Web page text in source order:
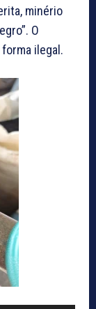
minério
O
ilegal.